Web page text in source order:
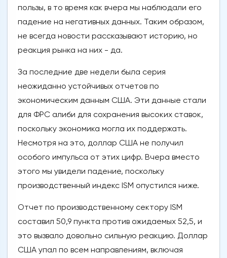
пользы, в то время как вчера мы наблюдали его
падение на негативных данных. Таким образом,
не всегда новости рассказывают историю, но
реакция рынка на них - да.
За последние две недели была серия
неожиданно устойчивых отчетов по
экономическим данным США. Эти данные стали
для ФРС алиби для сохранения высоких ставок,
поскольку экономика могла их поддержать.
Несмотря на это, доллар США не получил
особого импульса от этих цифр. Вчера вместо
этого мы увидели падение, поскольку
производственный индекс ISM опустился ниже.
Отчет по производственному сектору ISM
составил 50,9 пункта против ожидаемых 52,5, и
это вызвало довольно сильную реакцию. Доллар
США упал по всем направлениям, включая